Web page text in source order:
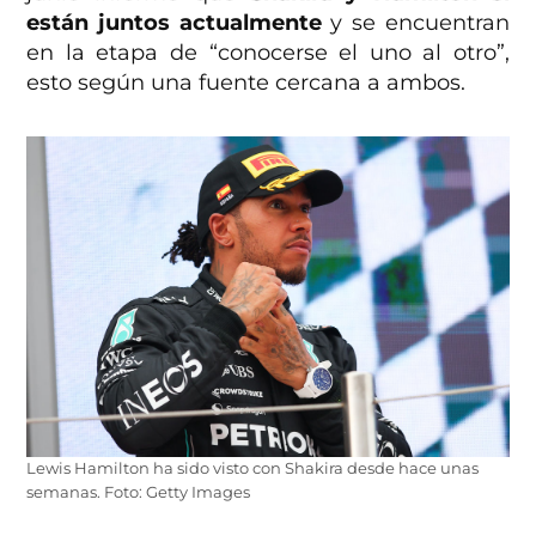
están juntos actualmentey se encuentran
en la etapa de “conocerse el uno al otro”,
esto según una fuente cercana a ambos.
Lewis Hamilton ha sido visto con Shakira desde hace unas
semanas. Foto: Getty Images